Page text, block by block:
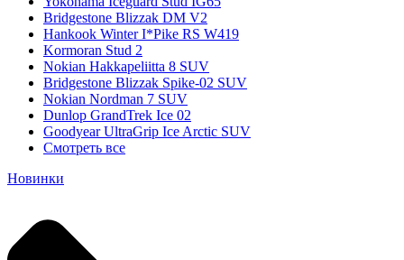
Bridgestone Blizzak DM V2
Hankook Winter I*Pike RS W419
Kormoran Stud 2
Nokian Hakkapeliitta 8 SUV
Bridgestone Blizzak Spike-02 SUV
Nokian Nordman 7 SUV
Dunlop GrandTrek Ice 02
Goodyear UltraGrip Ice Arctic SUV
Смотреть все
Новинки